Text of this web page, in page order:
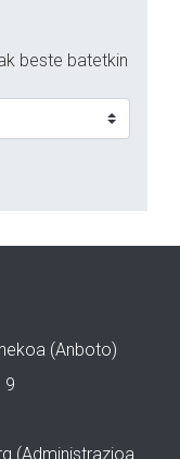
beste batetkin
(Anboto)
9
(Administrazioa